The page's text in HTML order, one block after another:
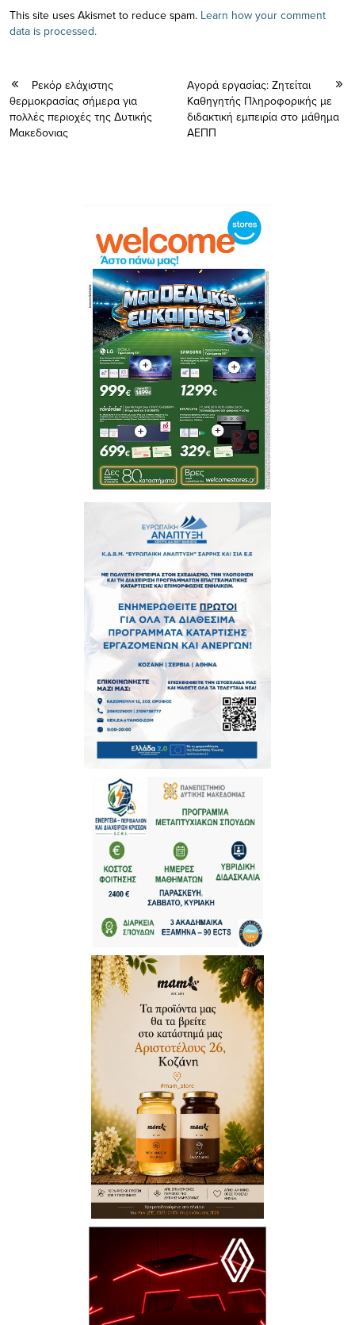
This site uses Akismet to reduce spam. Learn how your comment
data is processed.
Ρεκόρ ελάχιστης
θερμοκρασίας σήμερα για
πολλές περιοχές της Δυτικής
Μακεδονιας
Αγορά εργασίας: Ζητείται
Καθηγητής Πληροφορικής με
διδακτική εμπειρία στο μάθημα
ΑΕΠΠ